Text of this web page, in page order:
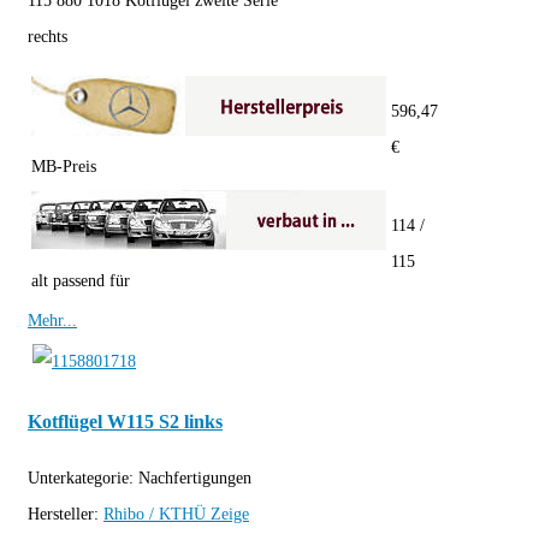
rechts
MB-Preis
596,47
€
alt passend für
114 /
115
Mehr...
Kotflügel W115 S2 links
Unterkategorie: Nachfertigungen
Hersteller: Rhibo / KTHÜ Zeige